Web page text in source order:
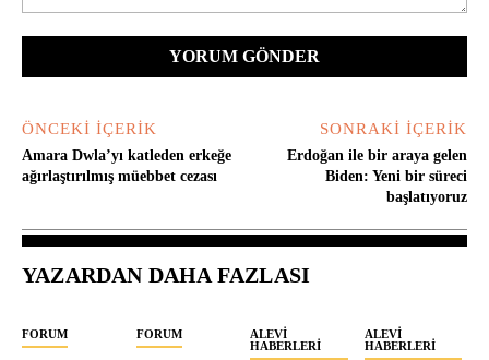
ÖNCEKI İÇERIK
Amara Dwla’yı katleden erkeğe
ağırlaştırılmış müebbet cezası
SONRAKI İÇERIK
Erdoğan ile bir araya gelen
Biden: Yeni bir süreci
başlatıyoruz
YAZARDAN DAHA FAZLASI
FORUM FORUM
ALEVI
HABERLERI
ALEVI
HABERLERI